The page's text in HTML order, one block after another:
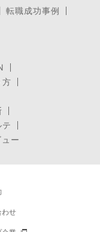
転職成功事例
方
ー
わせ